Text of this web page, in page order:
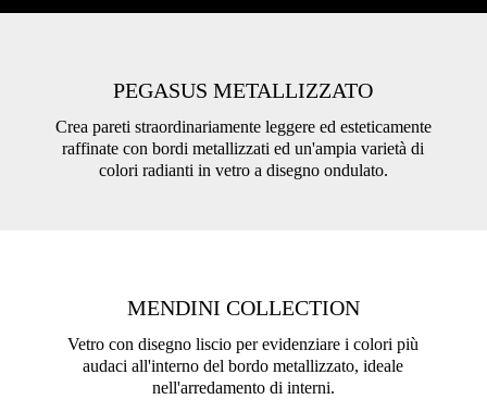
PEGASUS METALLIZZATO
Crea pareti straordinariamente leggere ed esteticamente
raffinate con bordi metallizzati ed un'ampia varietà di
colori radianti in vetro a disegno ondulato.
MENDINI COLLECTION
Vetro con disegno liscio per evidenziare i colori più
audaci all'interno del bordo metallizzato, ideale
nell'arredamento di interni.